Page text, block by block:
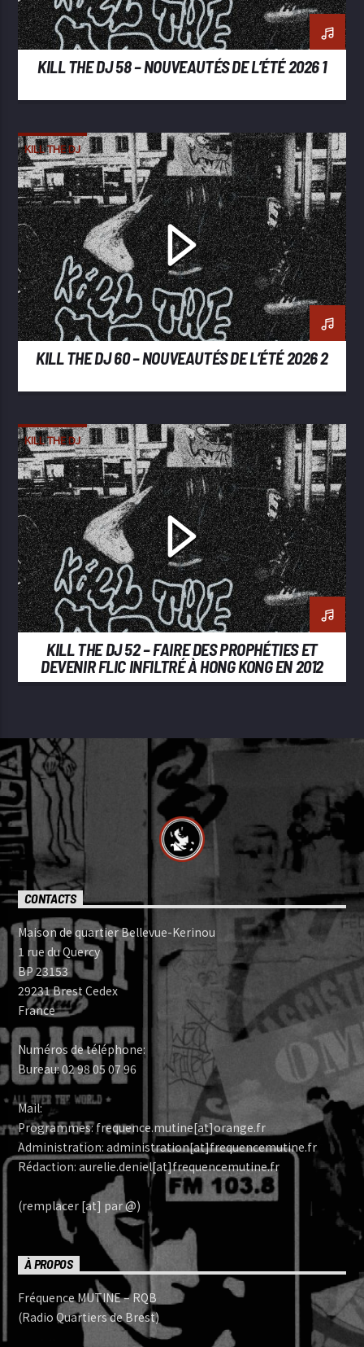
KILL THE DJ 58 – NOUVEAUTÉS DE L’ÉTÉ 2026 1
KILL THE DJ
KILL THE DJ 60 – NOUVEAUTÉS DE L’ÉTÉ 2026 2
KILL THE DJ
KILL THE DJ 52 – FAIRE DES PROPHÉTIES ET
DEVENIR FLIC INFILTRÉ À HONG KONG EN 2012
CONTACTS
Maison de quartier Bellevue-Kerinou
1 rue du Quercy
BP 23153
29231 Brest Cedex
France
Numéros de téléphone:
Bureau: 02 98 05 07 96
Mail:
Programmes: frequence.mutine[at]orange.fr
Administration: administration[at]frequencemutine.fr
Rédaction: aurelie.deniel[at]frequencemutine.fr
(remplacer [at] par @)
À PROPOS
Fréquence MUTINE – RQB
(Radio Quartiers de Brest)